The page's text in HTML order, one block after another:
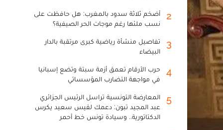
2
أضخم ثلاثة سدود بالمغرب: هل حافظت على
نسب ملئها رغم موجات الحر الصيفية؟
3
تفاصيل منشأة رياضية كبرى مرتقبة بالدار
البيضاء
4
حرب الأرقام تعمق أزمة سبتة وتضع إسبانيا
في مواجهة التضارب المؤسساتي
5
المعارضة التونسية تراسل الرئيس الجزائري
عبد المجيد تبون: دعمك لقيس سعيد يكرس
الدكتاتورية.. وسيادة تونس خط أحمر